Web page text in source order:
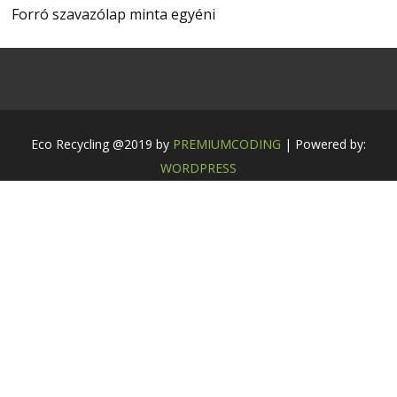
Forró szavazólap minta egyéni
Eco Recycling @2019 by PREMIUMCODING | Powered by:
WORDPRESS